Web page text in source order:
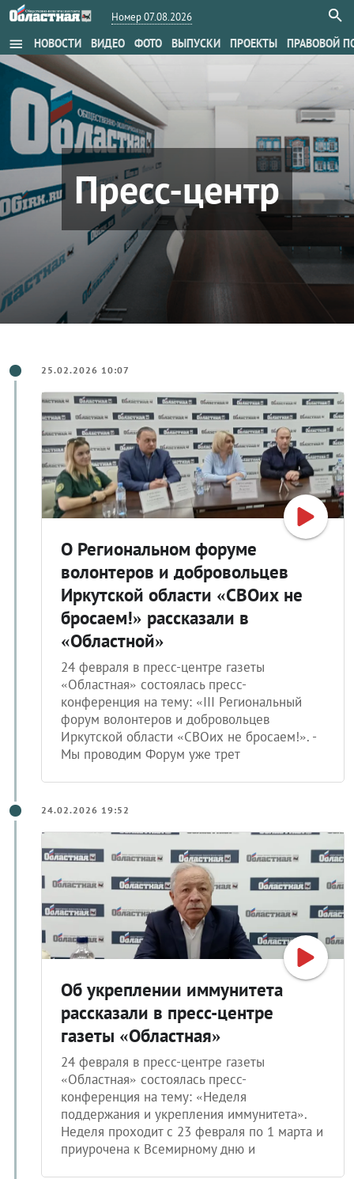
Номер 07.08.2026
menu НОВОСТИ ВИДЕО ФОТО ВЫПУСКИ ПРОЕКТЫ ПРАВОВОЙ
Пресс-центр
25.02.2026 10:07
О Региональном форуме
волонтеров и добровольцев
Иркутской области «СВОих не
бросаем!» рассказали в
«Областной»
24 февраля в пресс-центре газеты
«Областная» состоялась пресс-
конференция на тему: «III Региональный
форум волонтеров и добровольцев
Иркутской области «СВОих не бросаем!». -
Мы проводим Форум уже трет
24.02.2026 19:52
Об укреплении иммунитета
рассказали в пресс-центре
газеты «Областная»
24 февраля в пресс-центре газеты
«Областная» состоялась пресс-
конференция на тему: «Неделя
поддержания и укрепления иммунитета».
Неделя проходит с 23 февраля по 1 марта и
приурочена к Всемирному дню и